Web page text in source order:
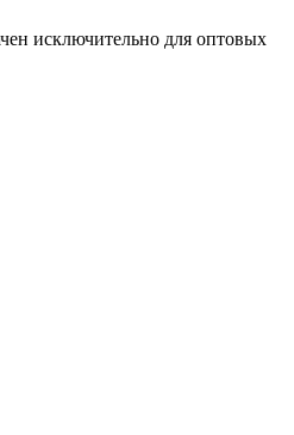
исключительно для оптовых